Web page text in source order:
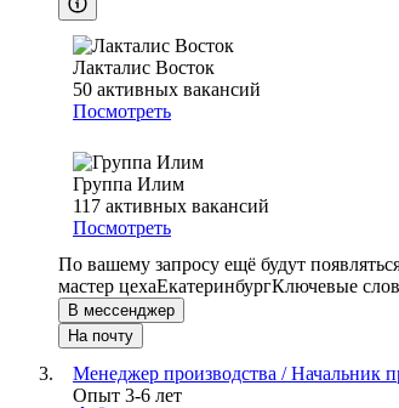
Лакталис Восток
50 активных вакансий
Посмотреть
Группа Илим
117 активных вакансий
Посмотреть
По вашему запросу ещё будут
мастер цехаЕкатеринбургКлючевые
В мессенджер
На почту
Менеджер производства / Начальник
Опыт 3-6 лет